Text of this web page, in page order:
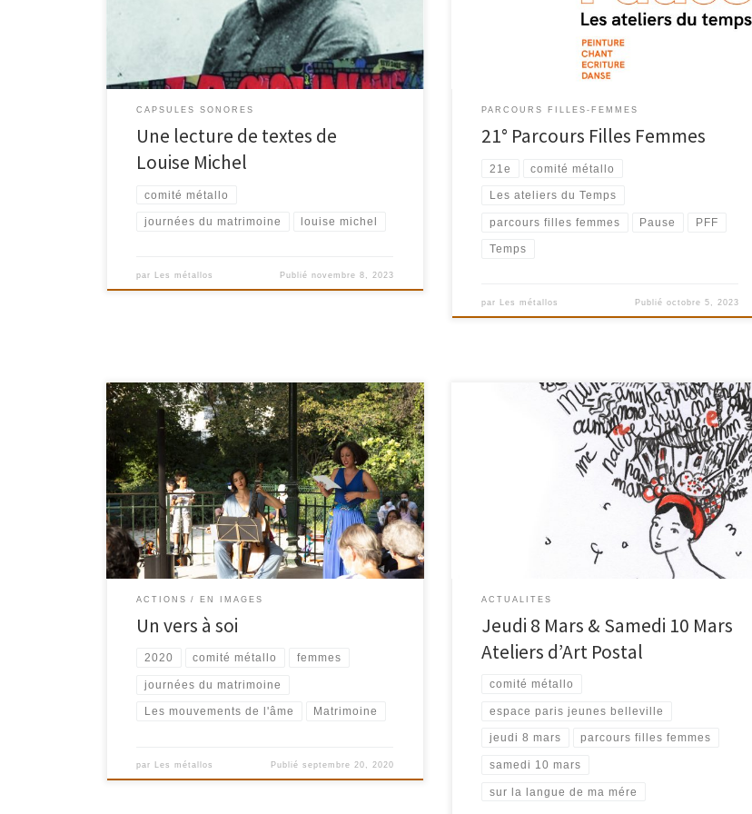
politique révolutionnaire de Louise Michel
CAPSULES SONORES
Une lecture de textes de
Louise Michel
comité métallo
journées du matrimoine louise michel
par Les métallos Publié novembre 8, 2023
Écriture, Danse. A l'invitation de l'artiste peintre Mireille
Roustit, nous explorons un thème commun : Le Temps
PARCOURS FILLES-FEMMES
21° Parcours Filles Femmes
21e comité métallo
Les ateliers du Temps
parcours filles femmes Pause PFF
Temps
par Les métallos Publié octobre 5, 2023
Journées du Matrimoine 2020 : Un vers à soi Retour
avec vous en images sur l’événement Un vers à soi,
chanteuses, poétesses et composition du XVIIe au
XXIe siècle lors des Journées du Matrimoine 2020 – 19
et 20 septembre 2020, en partenariat avec les
mouvements de l’âme. Les […]
ACTIONS EN IMAGES
Un vers à soi
2020 comité métallo femmes
journées du matrimoine
Les mouvements de l'âme Matrimoine
par Les métallos Publié septembre 20, 2020
15éme Parcours Filles Femmes 2018 du 8 au 25 mars
SUR LA LANGUE DE MA MÈRE, en-quête et trocs de
Matrimoines Les LANGUES MATERNELLES nous
engendrent et construisent notre pensée, impulsent
les rythmes de nos corps, et bercent de leur musique
nos oreilles. Langue-matrice de l’enfance, mots de
ACTUALITES
Jeudi 8 Mars & Samedi 10 Mars
Ateliers d’Art Postal
comité métallo
espace paris jeunes belleville
jeudi 8 mars parcours filles femmes
samedi 10 mars
sur la langue de ma mére